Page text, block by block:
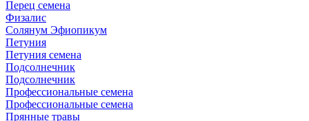
Перец семена
Физалис
Солянум Эфиопикум
Петуния
Петуния семена
Подсолнечник
Подсолнечник
Профессиональные семена
Профессиональные семена
Прянные травы